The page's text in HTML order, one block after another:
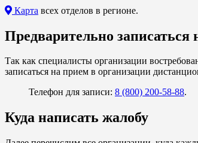
Карта всех отделов в регионе.
Предварительно записаться
Так как специалисты организации
записаться на прием в организации
Телефон для записи: 8 (800) 200-58-88.
Куда написать жалобу